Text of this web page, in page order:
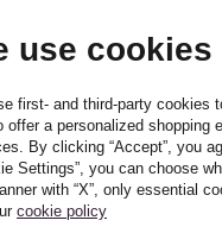
use cookies
first- and third-party cookies
offer a personalized shopping
By clicking “Accept”, you
Settings”, you can choose
with “X”, only essential
cookie policy